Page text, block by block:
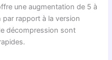
une augmentation de 5 à
rapport à la version
décompression sont